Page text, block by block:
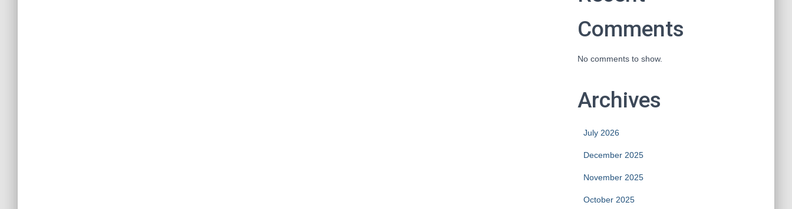
Comments
No comments to show.
Archives
July 2026
December 2025
November 2025
October 2025